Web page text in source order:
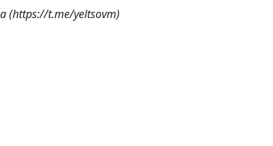
(https://t.me/yeltsovm)